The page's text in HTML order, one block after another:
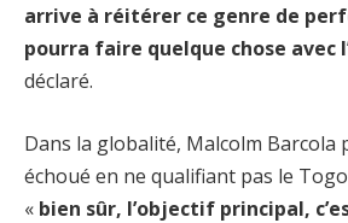
arrive à réitérer ce genre de
pourra faire quelque chose avec
déclaré.
Dans la globalité, Malcolm Barcola
échoué en ne qualifiant pas le
« bien sûr, l’objectif principal,